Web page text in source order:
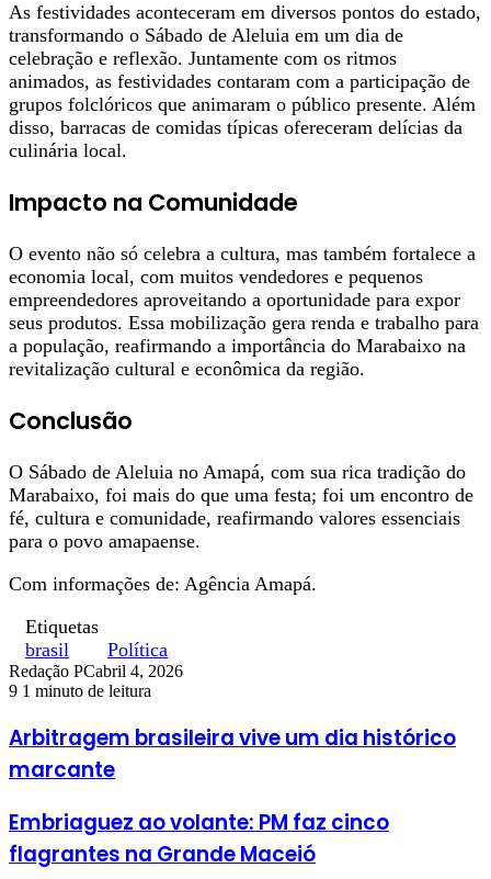
As festividades aconteceram em diversos pontos do estado,
transformando o Sábado de Aleluia em um dia de
celebração e reflexão. Juntamente com os ritmos
animados, as festividades contaram com a participação de
grupos folclóricos que animaram o público presente. Além
disso, barracas de comidas típicas ofereceram delícias da
culinária local.
Impacto na Comunidade
O evento não só celebra a cultura, mas também fortalece a
economia local, com muitos vendedores e pequenos
empreendedores aproveitando a oportunidade para expor
seus produtos. Essa mobilização gera renda e trabalho para
a população, reafirmando a importância do Marabaixo na
revitalização cultural e econômica da região.
Conclusão
O Sábado de Aleluia no Amapá, com sua rica tradição do
Marabaixo, foi mais do que uma festa; foi um encontro de
fé, cultura e comunidade, reafirmando valores essenciais
para o povo amapaense.
Com informações de: Agência Amapá.
Etiquetas
brasil
Política
Redação PCabril 4, 2026
9 1 minuto de leitura
Arbitragem brasileira vive um dia histórico
marcante
Embriaguez ao volante: PM faz cinco
flagrantes na Grande Maceió